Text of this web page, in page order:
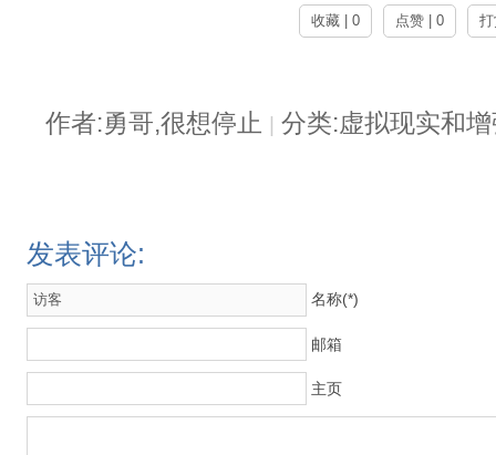
收藏 | 0 点赞 | 0
作者:勇哥,很想停止 分类:虚拟现实和
发表评论:
名称(*)
邮箱
主页